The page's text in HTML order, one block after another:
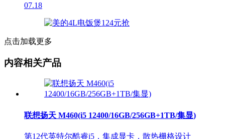
07.18
点击加载更多
内容相关产品
联想扬天 M460(i5 12400/16GB/256GB+1TB/集显)
第12代英特尔酷睿i5，集成显卡，散热栅格设计